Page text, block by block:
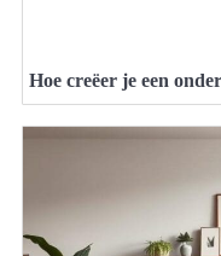
Hoe creëer je een